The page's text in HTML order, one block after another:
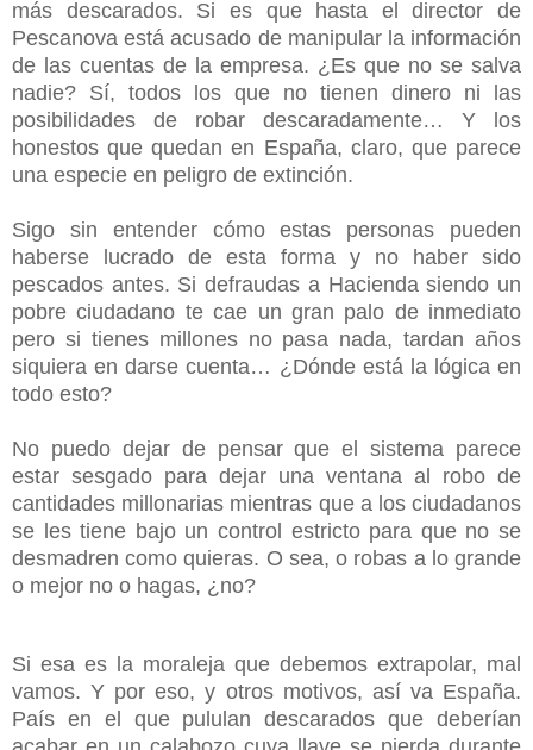
más descarados. Si es que hasta el director de
Pescanova está acusado de manipular la información
de las cuentas de la empresa. ¿Es que no se salva
nadie? Sí, todos los que no tienen dinero ni las
posibilidades de robar descaradamente… Y los
honestos que quedan en España, claro, que parece
una especie en peligro de extinción.
Sigo sin entender cómo estas personas pueden
haberse lucrado de esta forma y no haber sido
pescados antes. Si defraudas a Hacienda siendo un
pobre ciudadano te cae un gran palo de inmediato
pero si tienes millones no pasa nada, tardan años
siquiera en darse cuenta… ¿Dónde está la lógica en
todo esto?
No puedo dejar de pensar que el sistema parece
estar sesgado para dejar una ventana al robo de
cantidades millonarias mientras que a los ciudadanos
se les tiene bajo un control estricto para que no se
desmadren como quieras. O sea, o robas a lo grande
o mejor no o hagas, ¿no?
Si esa es la moraleja que debemos extrapolar, mal
vamos. Y por eso, y otros motivos, así va España.
País en el que pululan descarados que deberían